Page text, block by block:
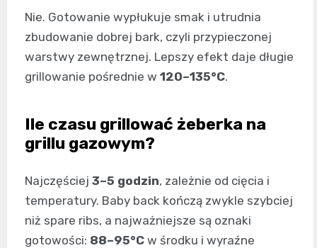
Nie. Gotowanie wypłukuje smak i utrudnia
zbudowanie dobrej bark, czyli przypieczonej
warstwy zewnętrznej. Lepszy efekt daje długie
grillowanie pośrednie w 120–135°C.
Ile czasu grillować żeberka na
grillu gazowym?
Najczęściej 3–5 godzin, zależnie od cięcia i
temperatury. Baby back kończą zwykle szybciej
niż spare ribs, a najważniejsze są oznaki
gotowości: 88–95°C w środku i wyraźne